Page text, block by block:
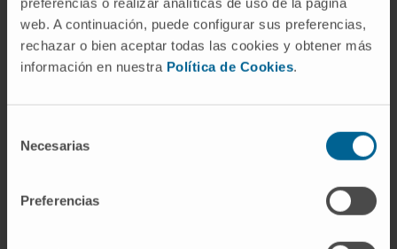
web. A continuación, puede configurar sus preferencias,
rechazar o bien aceptar todas las cookies y obtener más
información en nuestra Política de Cookies.
Necesarias
Preferencias
Ha publicado más de 15 artículos en
revistas internacionales de la especialidad.